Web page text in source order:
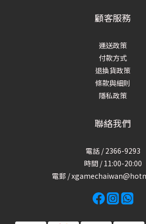
顧客服務
運送政策
付款方式
退換貨政策
條款與細則
隱私政策
聯絡我們
電話 / 2366-9293
時間 / 11:00-20:00
電郵 /